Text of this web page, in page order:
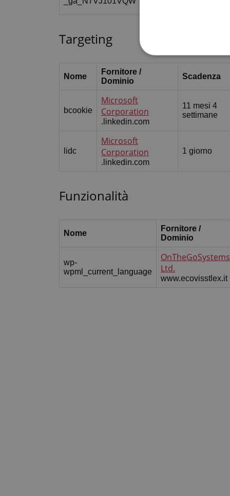
Targeting
Nome
Fornitore /
Dominio
Scadenza
bcookie
Microsoft
Corporation
.linkedin.com
11 mesi 4
settimane
lidc
Microsoft
Corporation
.linkedin.com
1 giorno
Funzionalità
Nome
Fornitore /
Dominio
wp-
wpml_current_language
OnTheGoSystems
Ltd.
www.ecovisstlex.it